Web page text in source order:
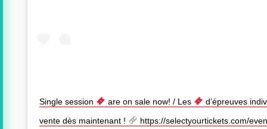
Single session are on sale now! / Les
d’épreuves
vente dès maintenant !
https://selectyourtickets.com/